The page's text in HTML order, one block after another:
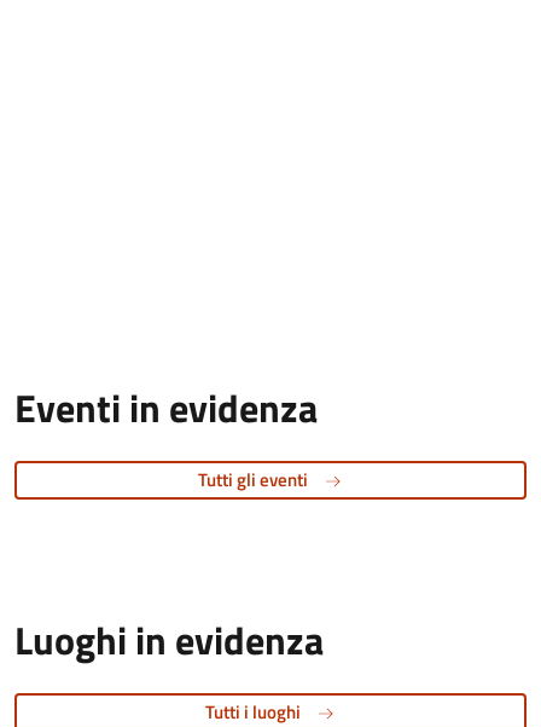
Eventi in evidenza
Tutti gli eventi
Luoghi in evidenza
Tutti i luoghi